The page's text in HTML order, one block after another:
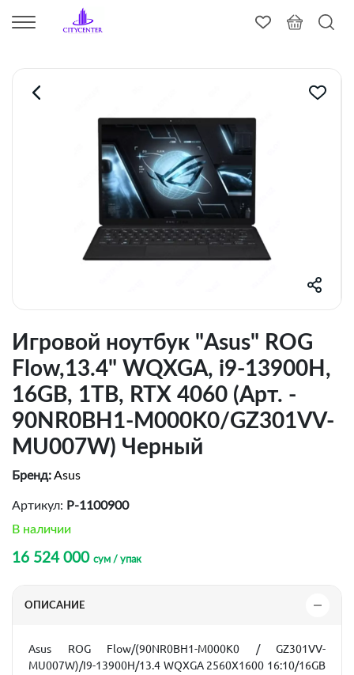
Игровой ноутбук "Asus" ROG
Flow,13.4" WQXGA, i9-13900H,
16GB, 1TB, RTX 4060 (Арт. -
90NR0BH1-M000K0/GZ301VV-
MU007W) Черный
Бренд:Asus
Артикул: P-1100900
В наличии
16 524 000 сум / упак
ОПИСАНИЕ
Asus ROG Flow/(90NR0BH1-M000K0 / GZ301VV-
MU007W)/I9-13900H/13.4 WQXGA 2560X1600 16:10/16GB